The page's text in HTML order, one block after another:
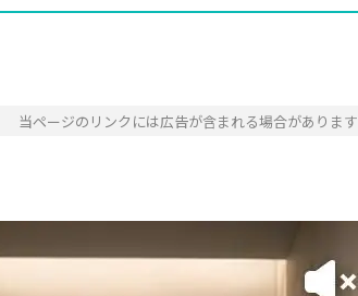
当ページのリンクには広告が含まれる場合があります